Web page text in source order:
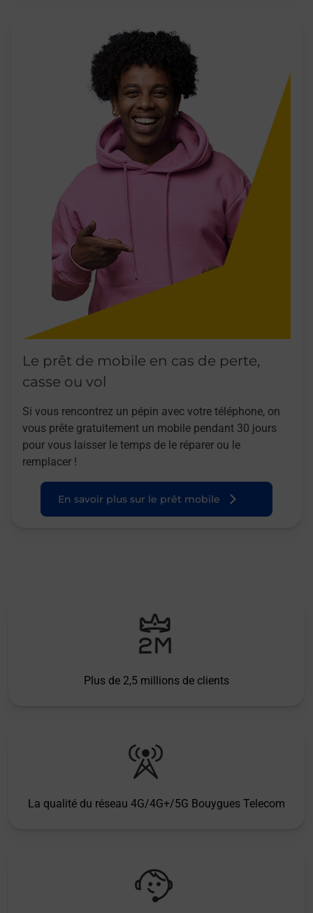
Le prêt de mobile en cas de perte,
casse ou vol
Si vous rencontrez un pépin avec votre téléphone, on
vous prête gratuitement un mobile pendant 30 jours
pour vous laisser le temps de le réparer ou le
remplacer !
En savoir plus sur le prêt mobile
Plus de 2,5 millions de clients
La qualité du réseau 4G/4G+/5G Bouygues Telecom